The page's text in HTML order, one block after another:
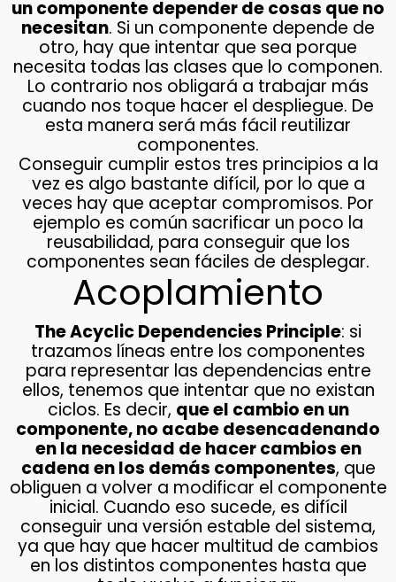
un componente depender de cosas que no
necesitan. Si un componente depende de
otro, hay que intentar que sea porque
necesita todas las clases que lo componen.
Lo contrario nos obligará a trabajar más
cuando nos toque hacer el despliegue. De
esta manera será más fácil reutilizar
componentes.
Conseguir cumplir estos tres principios a la
vez es algo bastante difícil, por lo que a
veces hay que aceptar compromisos. Por
ejemplo es común sacrificar un poco la
reusabilidad, para conseguir que los
componentes sean fáciles de desplegar.
Acoplamiento
The Acyclic Dependencies Principle: si
trazamos líneas entre los componentes
para representar las dependencias entre
ellos, tenemos que intentar que no existan
ciclos. Es decir, que el cambio en un
componente, no acabe desencadenando
en la necesidad de hacer cambios en
cadena en los demás componentes, que
obliguen a volver a modificar el componente
inicial. Cuando eso sucede, es difícil
conseguir una versión estable del sistema,
ya que hay que hacer multitud de cambios
en los distintos componentes hasta que